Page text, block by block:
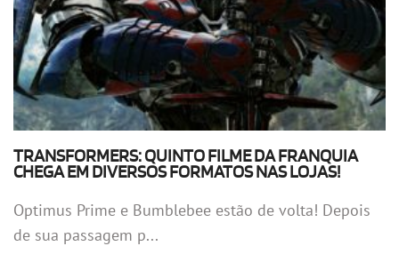
TRANSFORMERS: QUINTO FILME DA FRANQUIA
CHEGA EM DIVERSOS FORMATOS NAS LOJAS!
Optimus Prime e Bumblebee estão de volta! Depois
de sua passagem p...